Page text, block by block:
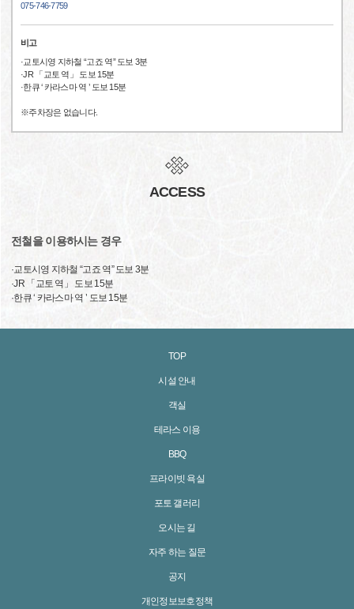
075-746-7759
비고
·교토시영 지하철 “고죠 역” 도보 3분
·JR 「교토 역」 도보 15분
·한큐 ‘ 카라스마 역 ’ 도보 15분
※주차장은 없습니다.
ACCESS
전철을 이용하시는 경우
·교토시영 지하철 “고죠 역” 도보 3분
·JR 「교토 역」 도보 15분
·한큐 ‘ 카라스마 역 ’ 도보 15분
TOP
시설 안내
객실
테라스 이용
BBQ
프라이빗 욕실
포토 갤러리
오시는 길
자주 하는 질문
공지
개인정보보호정책